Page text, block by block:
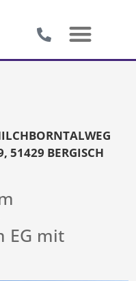
51429 BERGISCH
EG mit